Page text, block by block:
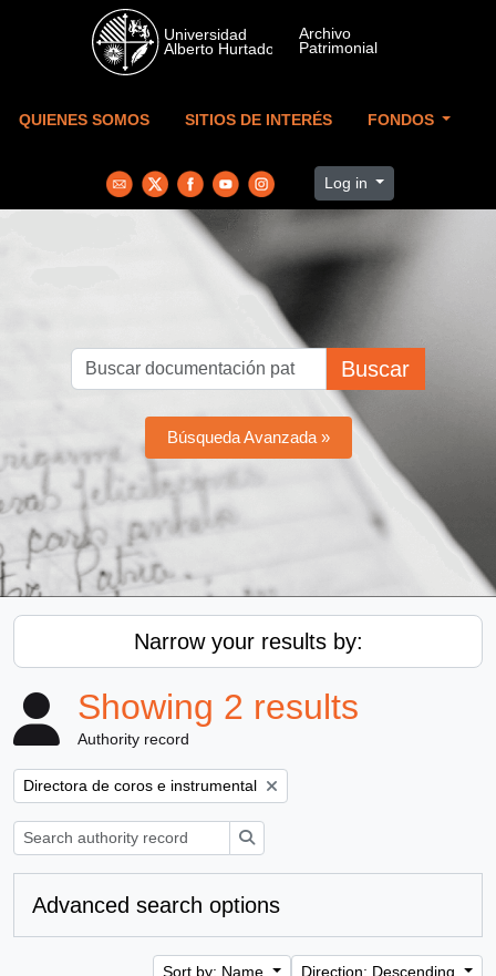
Skip to main content
QUIENES SOMOS SITIOS DE INTERÉS FONDOS
Log in
Buscar
Búsqueda Avanzada »
Narrow your results by:
Showing 2 results
Authority record
Remove filter:
Directora de coros e instrumental
Advanced search options
Sort by: Name Direction: Descending